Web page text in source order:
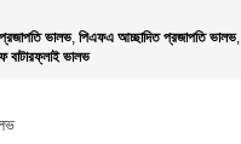
ভালভ, পিএফএ আচ্ছাদিত প্রজাপতি ভালভ,
বাটারফ্লাই ভালভ